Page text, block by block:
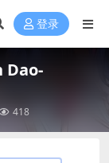
登录
Dao-
418